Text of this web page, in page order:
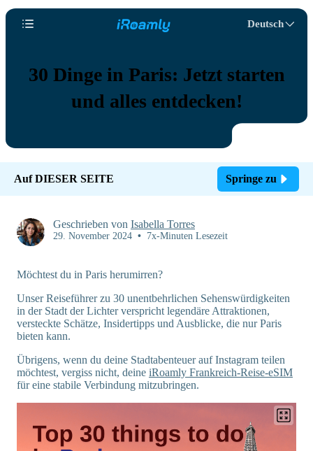
Deutsch
30 Dinge in Paris: Jetzt starten
und alles entdecken!
Auf DIESER SEITE Springe zu
Geschrieben von Isabella Torres
29. November 2024 • 7x-Minuten Lesezeit
Möchtest du in Paris herumirren?
Unser Reiseführer zu 30 unentbehrlichen Sehenswürdigkeiten
in der Stadt der Lichter verspricht legendäre Attraktionen,
versteckte Schätze, Insidertipps und Ausblicke, die nur Paris
bieten kann.
Übrigens, wenn du deine Stadtabenteuer auf Instagram teilen
möchtest, vergiss nicht, deine iRoamly Frankreich-Reise-eSIM
für eine stabile Verbindung mitzubringen.